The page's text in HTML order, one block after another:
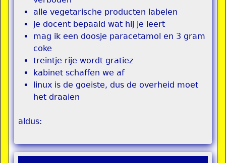
alle vegetarische producten labelen
je docent bepaald wat hij je leert
mag ik een doosje paracetamol en 3 gram
coke
treintje rije wordt gratiez
kabinet schaffen we af
linux is de goeiste, dus de overheid moet
het draaien
aldus: